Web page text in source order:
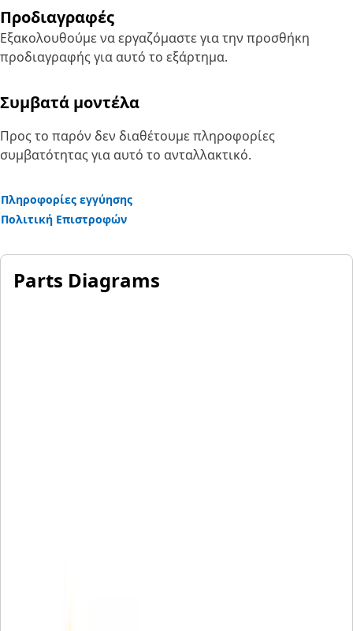
Προδιαγραφές
Εξακολουθούμε να εργαζόμαστε για την προσθήκη
προδιαγραφής για αυτό το εξάρτημα.
Συμβατά μοντέλα
Προς το παρόν δεν διαθέτουμε πληροφορίες
συμβατότητας για αυτό το ανταλλακτικό.
Πληροφορίες εγγύησης
Πολιτική Επιστροφών
Parts Diagrams